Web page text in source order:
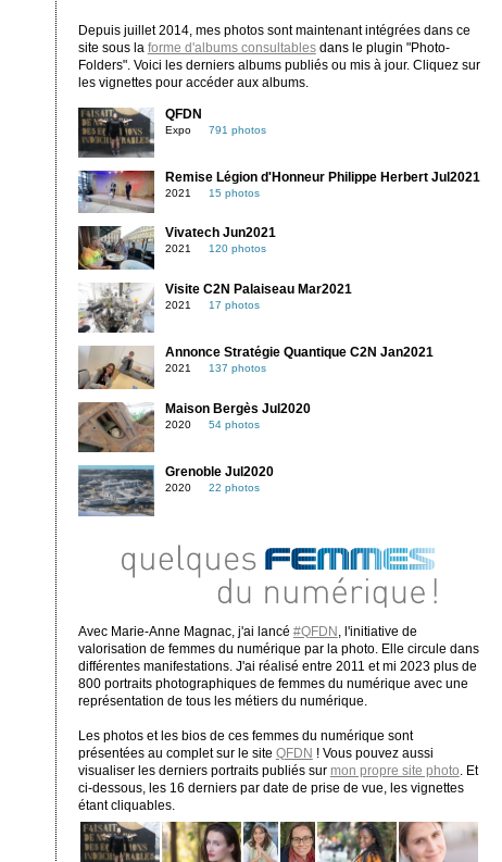
Depuis juillet 2014, mes photos sont maintenant intégrées dans ce
site sous la forme d'albums consultablesdans le plugin "Photo-
Folders". Voici les derniers albums publiés ou mis à jour. Cliquez sur
les vignettes pour accéder aux albums.
QFDN
Expo 791 photos
Remise Légion d'Honneur Philippe Herbert Jul2021
2021 15 photos
Vivatech Jun2021
2021 120 photos
Visite C2N Palaiseau Mar2021
2021 17 photos
Annonce Stratégie Quantique C2N Jan2021
2021 137 photos
Maison Bergès Jul2020
2020 54 photos
Grenoble Jul2020
2020 22 photos
Avec Marie-Anne Magnac, j'ai lancé #QFDN
, l'initiative de
valorisation de femmes du numérique par la photo. Elle circule dans
différentes manifestations. J'ai réalisé entre 2011 et mi 2023 plus de
800 portraits photographiques de femmes du numérique avec une
représentation de tous les métiers du numérique.
Les photos et les bios de ces femmes du numérique sont
présentées au complet sur le site QFDN ! Vous pouvez aussi
visualiser les derniers portraits publiés sur mon propre site photo . Et
ci-dessous, les 16 derniers par date de prise de vue, les vignettes
étant cliquables.